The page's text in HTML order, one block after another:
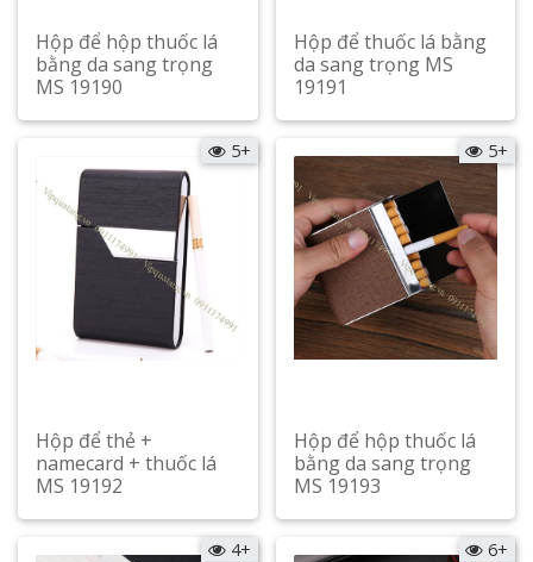
Hộp để hộp thuốc lá
bằng da sang trọng
MS 19190
Xem chi tiết
Hộp để thuốc lá bằng
da sang trọng MS
19191
Xem chi tiết
5+
Hộp để thẻ +
namecard + thuốc lá
MS 19192
Xem chi tiết
5+
Hộp để hộp thuốc lá
bằng da sang trọng
MS 19193
Xem chi tiết
4+
6+